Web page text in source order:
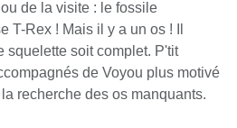
vont visiter le Museum
clou de la visite : le
T-Rex ! Mais il y a un os
le squelette soit complet. P'tit
de Voyou plus